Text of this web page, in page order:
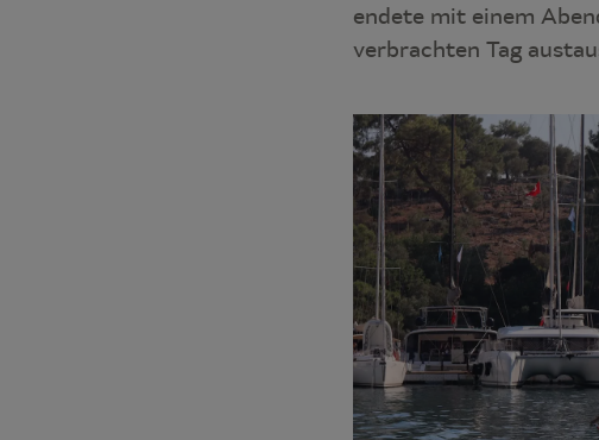
endete mit einem
verbrachten Tag